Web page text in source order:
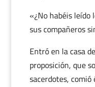
«¿No habéis leído
sus compañeros
Entró en la casa
proposición, que
sacerdotes, comió